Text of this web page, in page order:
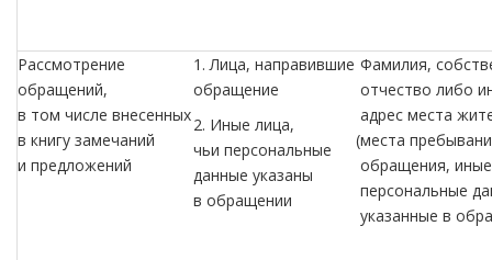
Рассмотрение
обращений,
в том числе внесенных
в книгу замечаний
и предложений
1. Лица, направившие
обращение
2. Иные лица,
чьи персональные
данные указаны
в обращении
Фамилия,
отчество либо
адрес места
(места
обращения, иные
персональные
указанные в